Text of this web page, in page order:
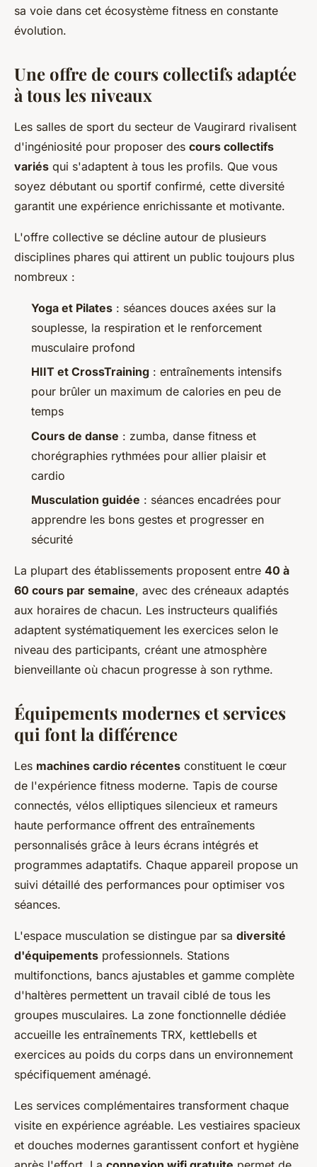
sa voie dans cet écosystème fitness en constante
évolution.
Une offre de cours collectifs adaptée
à tous les niveaux
Les salles de sport du secteur de Vaugirard rivalisent
d'ingéniosité pour proposer des cours collectifs
variés qui s'adaptent à tous les profils. Que vous
soyez débutant ou sportif confirmé, cette diversité
garantit une expérience enrichissante et motivante.
L'offre collective se décline autour de plusieurs
disciplines phares qui attirent un public toujours plus
nombreux :
Yoga et Pilates : séances douces axées sur la
souplesse, la respiration et le renforcement
musculaire profond
HIIT et CrossTraining : entraînements intensifs
pour brûler un maximum de calories en peu de
temps
Cours de danse : zumba, danse fitness et
chorégraphies rythmées pour allier plaisir et
cardio
Musculation guidée : séances encadrées pour
apprendre les bons gestes et progresser en
sécurité
La plupart des établissements proposent entre 40 à
60 cours par semaine, avec des créneaux adaptés
aux horaires de chacun. Les instructeurs qualifiés
adaptent systématiquement les exercices selon le
niveau des participants, créant une atmosphère
bienveillante où chacun progresse à son rythme.
Équipements modernes et services
qui font la différence
Les machines cardio récentes constituent le cœur
de l'expérience fitness moderne. Tapis de course
connectés, vélos elliptiques silencieux et rameurs
haute performance offrent des entraînements
personnalisés grâce à leurs écrans intégrés et
programmes adaptatifs. Chaque appareil propose un
suivi détaillé des performances pour optimiser vos
séances.
L'espace musculation se distingue par sa diversité
d'équipements professionnels. Stations
multifonctions, bancs ajustables et gamme complète
d'haltères permettent un travail ciblé de tous les
groupes musculaires. La zone fonctionnelle dédiée
accueille les entraînements TRX, kettlebells et
exercices au poids du corps dans un environnement
spécifiquement aménagé.
Les services complémentaires transforment chaque
visite en expérience agréable. Les vestiaires spacieux
et douches modernes garantissent confort et hygiène